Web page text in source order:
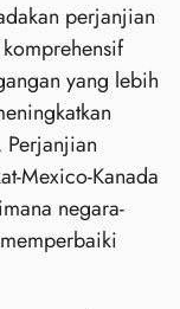
perjanjian
yang lebih
Perjanjian
Mexico-Kanada
negara-